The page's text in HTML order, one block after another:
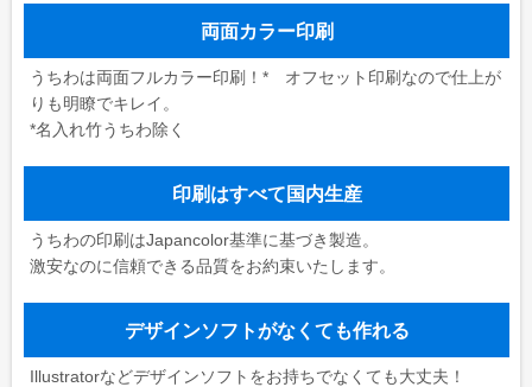
両面カラー印刷
うちわは両面フルカラー印刷！* オフセット印刷なので仕上が
りも明瞭でキレイ。
*名入れ竹うちわ除く
印刷はすべて国内生産
うちわの印刷はJapancolor基準に基づき製造。
激安なのに信頼できる品質をお約束いたします。
デザインソフトがなくても作れる
Illustratorなどデザインソフトをお持ちでなくても大丈夫！